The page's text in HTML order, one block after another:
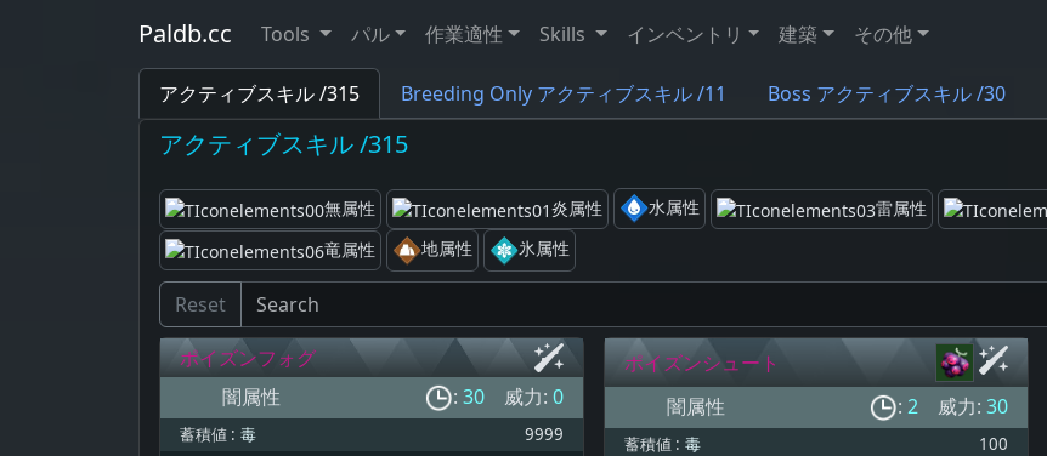
Paldb.cc Tools パル 作業適性 Skills インベントリ 建築 その他
アクティブスキル /315 Breeding Only アクティブスキル /11 Boss アクティブスキル /30
アクティブスキル /315
無属性 炎属性 水属性 雷属性
竜属性
地属性 氷属性
Reset
ポイズンフォグ
闇属性
: 30 威力: 0
蓄積値 : 毒 9999
ポイズンシュート
闇属性
: 2 威力: 30
蓄積値 : 毒 100